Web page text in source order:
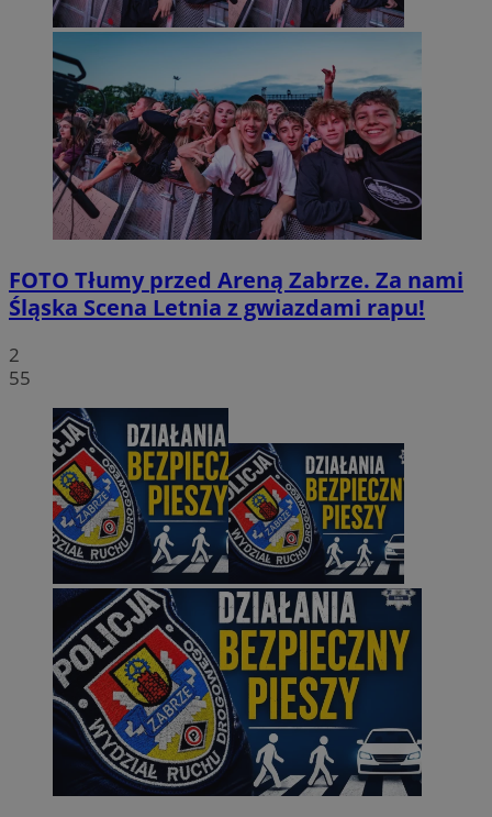
FOTO Tłumy przed Areną Zabrze. Za nami
Śląska Scena Letnia z gwiazdami rapu!
2
55